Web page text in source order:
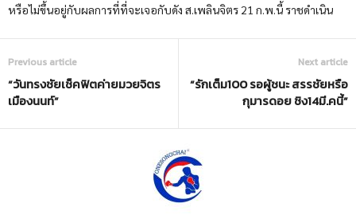
หรือไม่ขึ้นอยู่กับผลการที่ที่จะเจอกับดัง ส.เพลินจิตร 21 ก.พ.นี้ ราชดำเนิน
Previous article
“วันทรงชัยเช็คฟิตค่ายมวยจิตร
เมืองนนท์”
Next article
“รักเต็ม100 รอผู้ชนะ สรรชัยหรือ
กุมารดอย ชิง14มี.คนี้”